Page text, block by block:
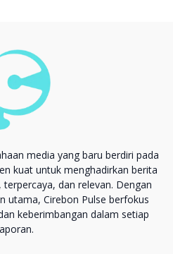
media yang baru berdiri pada
kuat untuk menghadirkan berita
dan relevan. Dengan
utama, Cirebon Pulse berfokus
keberimbangan dalam setiap